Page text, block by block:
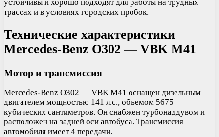
устойчивы и хорошо подходят для работы на трудных
трассах и в условиях городских пробок.
Технические характеристики
Mercedes-Benz O302 — VBK M41
Мотор и трансмиссия
Mercedes-Benz O302 — VBK M41 оснащен дизельным
двигателем мощностью 141 л.с., объемом 5675
кубических сантиметров. Он снабжен турбонаддувом и
расположен на задней оси автобуса. Трансмиссия
автомобиля имеет 4 передачи.